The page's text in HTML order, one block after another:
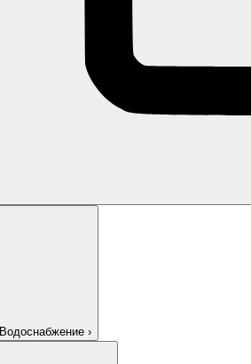
Водоснабжение ›